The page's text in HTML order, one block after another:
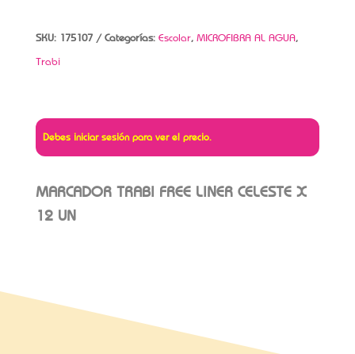
SKU: 175107 Categorías: Escolar, MICROFIBRA AL AGUA,
Trabi
Debes iniciar sesión para ver el precio.
MARCADOR TRABI FREE LINER CELESTE X
12 UN